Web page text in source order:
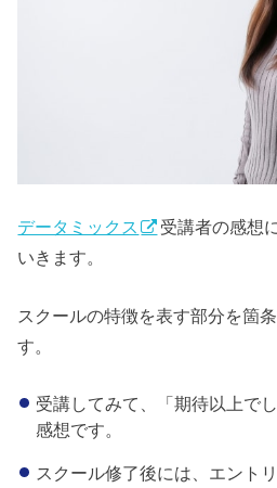
データミックス
受講者の感想
いきます。
スクールの特徴を表す部分を箇
す。
受講してみて、「期待以上で
感想です。
スクール修了後には、エント